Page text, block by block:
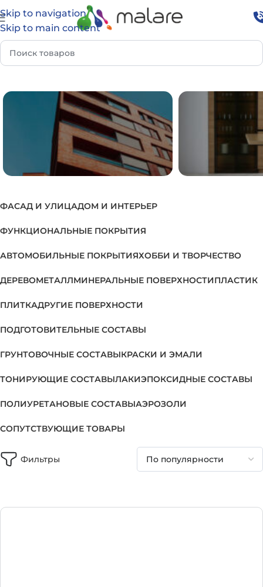
Skip to navigation
Skip to main content
Главная Товар Группа Грунт для пластиковых окон
ФАСАД И УЛИЦАДОМ И ИНТЕРЬЕР
ФУНКЦИОНАЛЬНЫЕ ПОКРЫТИЯ
АВТОМОБИЛЬНЫЕ ПОКРЫТИЯХОББИ И ТВОРЧЕСТВО
ДЕРЕВОМЕТАЛЛМИНЕРАЛЬНЫЕ ПОВЕРХНОСТИПЛАСТИК
ПЛИТКАДРУГИЕ ПОВЕРХНОСТИ
ПОДГОТОВИТЕЛЬНЫЕ СОСТАВЫ
ГРУНТОВОЧНЫЕ СОСТАВЫКРАСКИ И ЭМАЛИ
ТОНИРУЮЩИЕ СОСТАВЫЛАКИЭПОКСИДНЫЕ СОСТАВЫ
ПОЛИУРЕТАНОВЫЕ СОСТАВЫАЭРОЗОЛИ
СОПУТСТВУЮЩИЕ ТОВАРЫ
Фильтры